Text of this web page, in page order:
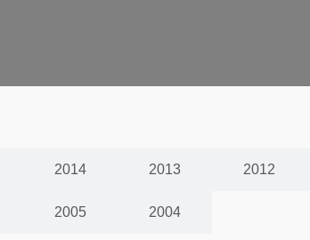
2014 2013 2012
2005 2004